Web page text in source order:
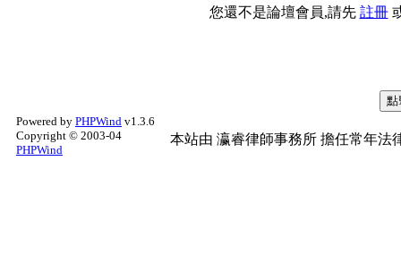
您還不是論壇會員,請先 註冊
Powered by PHPWind v1.3.6
Copyright © 2003-04
PHPWind
本站由 瀛睿律師事務所 擔任常年法